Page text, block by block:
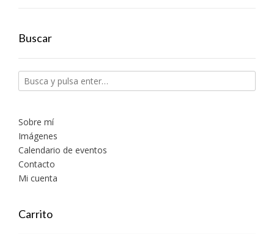
Buscar
Sobre mí
Imágenes
Calendario de eventos
Contacto
Mi cuenta
Carrito